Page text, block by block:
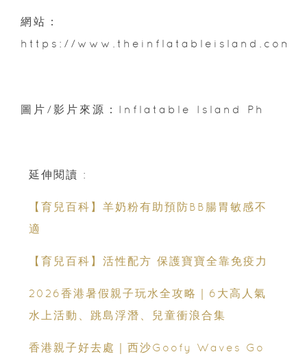
網站：
https://www.theinflatableisland.com/
圖片/影片來源：Inflatable Island Ph
延伸閱讀 :
【育兒百科】羊奶粉有助預防BB腸胃敏感不
適
【育兒百科】活性配方 保護寶寶全靠免疫力
2026香港暑假親子玩水全攻略｜6大高人氣
水上活動、跳島浮潛、兒童衝浪合集
香港親子好去處｜西沙Goofy Waves Go